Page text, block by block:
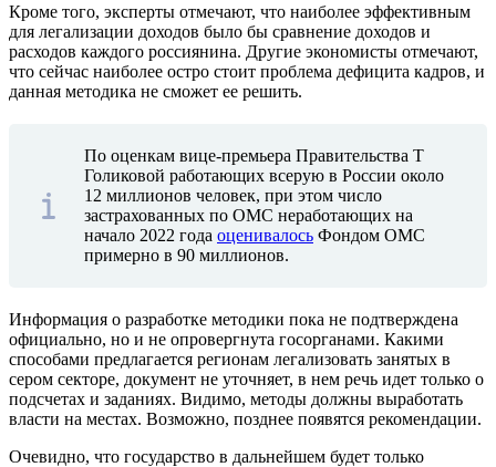
Кроме того, эксперты отмечают, что наиболее эффективным
для легализации доходов было бы сравнение доходов и
расходов каждого россиянина. Другие экономисты отмечают,
что сейчас наиболее остро стоит проблема дефицита кадров, и
данная методика не сможет ее решить.
По оценкам вице-премьера Правительства Т
Голиковой работающих всерую в России около
12 миллионов человек, при этом число
застрахованных по ОМС неработающих на
начало 2022 года оценивалось Фондом ОМС
примерно в 90 миллионов.
Информация о разработке методики пока не подтверждена
официально, но и не опровергнута госорганами. Какими
способами предлагается регионам легализовать занятых в
сером секторе, документ не уточняет, в нем речь идет только о
подсчетах и заданиях. Видимо, методы должны выработать
власти на местах. Возможно, позднее появятся рекомендации.
Очевидно, что государство в дальнейшем будет только